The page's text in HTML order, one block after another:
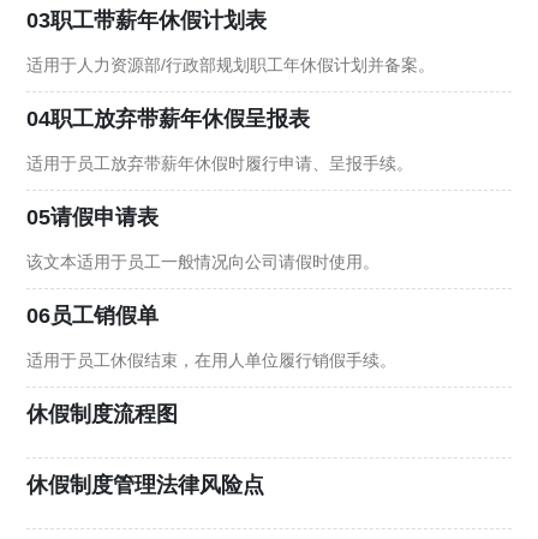
03职工带薪年休假计划表
适用于人力资源部/行政部规划职工年休假计划并备案。
04职工放弃带薪年休假呈报表
适用于员工放弃带薪年休假时履行申请、呈报手续。
05请假申请表
该文本适用于员工一般情况向公司请假时使用。
06员工销假单
适用于员工休假结束，在用人单位履行销假手续。
休假制度流程图
休假制度管理法律风险点